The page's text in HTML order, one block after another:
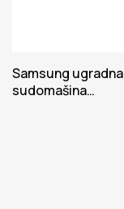
Samsung ugradna
sudomašina